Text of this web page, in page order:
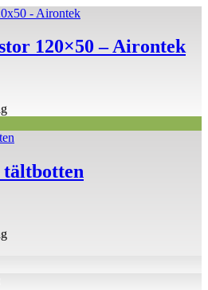
120×50 – Airontek